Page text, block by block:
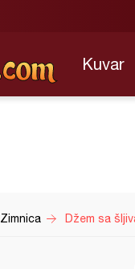
Kuvar
Zimnica Džem sa